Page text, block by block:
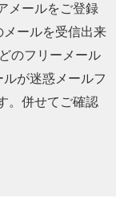
新作！手のひら
体験教室のお知
・ハーモニー
メールをご登録
メールを受信出来
のフリーメール
ルが迷惑メールフ
。併せてご確認